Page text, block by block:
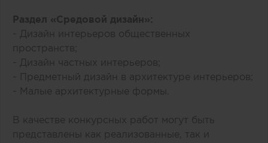
Раздел «Средовой дизайн»:
- Дизайн интерьеров общественных
пространств;
- Дизайн частных интерьеров;
- Предметный дизайн в архитектуре интерьеров;
- Малые архитектурные формы.
В качестве конкурсных работ могут быть
представлены как реализованные, так и